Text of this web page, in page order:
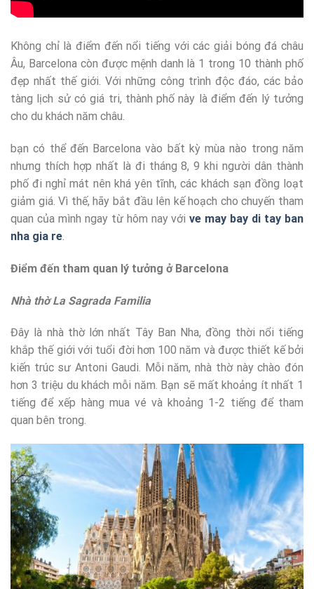
Không chỉ là điểm đến nổi tiếng với các giải bóng đá châu
Âu, Barcelona còn được mệnh danh là 1 trong 10 thành phố
đẹp nhất thế giới. Với những công trình độc đáo, các bảo
tàng lịch sử có giá tri, thành phố này là điểm đến lý tưởng
cho du khách năm châu.
bạn có thể đến Barcelona vào bất kỳ mùa nào trong năm
nhưng thích hợp nhất là đi tháng 8, 9 khi người dân thành
phố đi nghỉ mát nên khá yên tĩnh, các khách sạn đồng loạt
giảm giá. Vì thế, hãy bắt đầu lên kế hoạch cho chuyến tham
quan của mình ngay từ hôm nay vớive may bay di tay ban
nha gia re.
Điểm đến tham quan lý tưởng ở Barcelona
Nhà thờ La Sagrada Familia
Đây là nhà thờ lớn nhất Tây Ban Nha, đồng thời nổi tiếng
khắp thế giới với tuổi đời hơn 100 năm và được thiết kế bởi
kiến trúc sư Antoni Gaudi. Mỗi năm, nhà thờ này chào đón
hơn 3 triệu du khách mỗi năm. Bạn sẽ mất khoảng ít nhất 1
tiếng để xếp hàng mua vé và khoảng 1-2 tiếng để tham
quan bên trong.